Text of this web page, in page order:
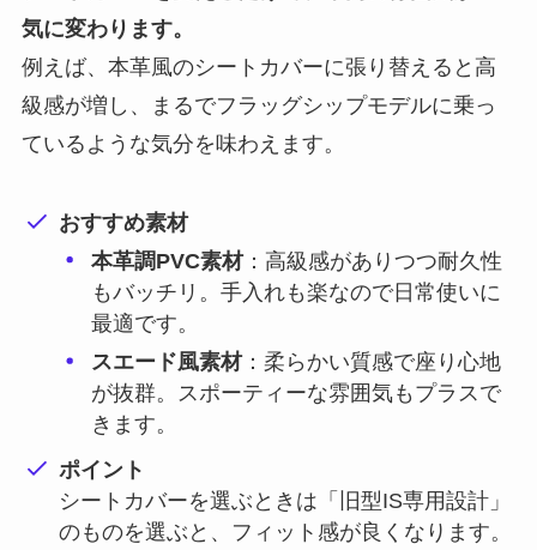
気に変わります。
例えば、本革風のシートカバーに張り替えると高
級感が増し、まるでフラッグシップモデルに乗っ
ているような気分を味わえます。
おすすめ素材
本革調PVC素材：高級感がありつつ耐久性
もバッチリ。手入れも楽なので日常使いに
最適です。
スエード風素材：柔らかい質感で座り心地
が抜群。スポーティーな雰囲気もプラスで
きます。
ポイント
シートカバーを選ぶときは「旧型IS専用設計」
のものを選ぶと、フィット感が良くなります。